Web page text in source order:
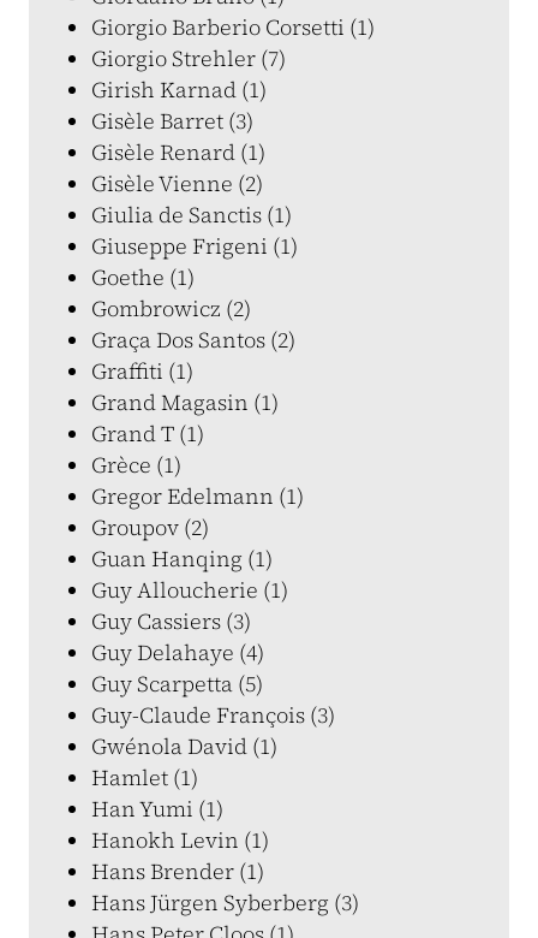
Giorgio Barberio Corsetti (1)
Giorgio Strehler (7)
Girish Karnad (1)
Gisèle Barret (3)
Gisèle Renard (1)
Gisèle Vienne (2)
Giulia de Sanctis (1)
Giuseppe Frigeni (1)
Goethe (1)
Gombrowicz (2)
Graça Dos Santos (2)
Graffiti (1)
Grand Magasin (1)
Grand T (1)
Grèce (1)
Gregor Edelmann (1)
Groupov (2)
Guan Hanqing (1)
Guy Alloucherie (1)
Guy Cassiers (3)
Guy Delahaye (4)
Guy Scarpetta (5)
Guy-Claude François (3)
Gwénola David (1)
Hamlet (1)
Han Yumi (1)
Hanokh Levin (1)
Hans Brender (1)
Hans Jürgen Syberberg (3)